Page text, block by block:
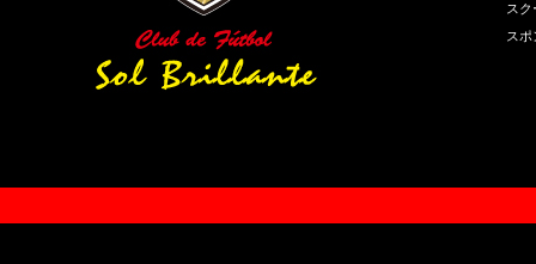
スク
スポ